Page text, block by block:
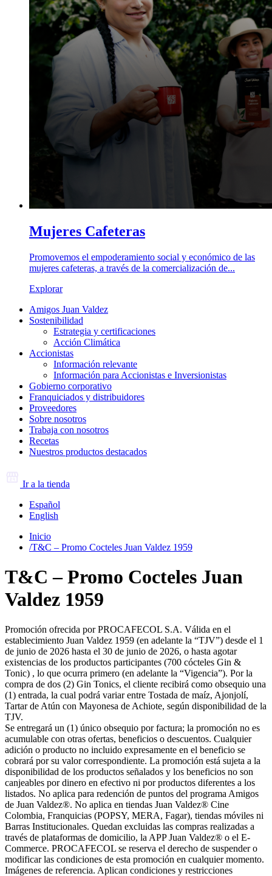
Mujeres Cafeteras
Promovemos el empoderamiento social y económico de las
mujeres cafeteras, a través de la comercialización de...
Explorar
Amigos Juan Valdez
Sostenibilidad
Estrategia y certificaciones
Acción Climática
Accionistas
Información relevante
Información para Accionistas e Inversionistas
Gobierno corporativo
Franquiciados y distribuidores
Proveedores
Sobre nosotros
Trabaja con nosotros
Recetas
Nuestros productos destacados
Ir a la tienda
Español
English
Inicio
/T&C – Promo Cocteles Juan Valdez 1959
T&C – Promo Cocteles Juan
Valdez 1959
Promoción ofrecida por PROCAFECOL S.A. Válida en el
establecimiento Juan Valdez 1959 (en adelante la “TJV”) desde el 1
de junio de 2026 hasta el 30 de junio de 2026, o hasta agotar
existencias de los productos participantes (700 cócteles Gin &
Tonic) , lo que ocurra primero (en adelante la “Vigencia”). Por la
compra de dos (2) Gin Tonics, el cliente recibirá como obsequio una
(1) entrada, la cual podrá variar entre Tostada de maíz, Ajonjolí,
Tartar de Atún con Mayonesa de Achiote, según disponibilidad de la
TJV.
Se entregará un (1) único obsequio por factura; la promoción no es
acumulable con otras ofertas, beneficios o descuentos. Cualquier
adición o producto no incluido expresamente en el beneficio se
cobrará por su valor correspondiente. La promoción está sujeta a la
disponibilidad de los productos señalados y los beneficios no son
canjeables por dinero en efectivo ni por productos diferentes a los
listados. No aplica para redención de puntos del programa Amigos
de Juan Valdez®. No aplica en tiendas Juan Valdez® Cine
Colombia, Franquicias (POPSY, MERA, Fagar), tiendas móviles ni
Barras Institucionales. Quedan excluidas las compras realizadas a
través de plataformas de domicilio, la APP Juan Valdez® o el E-
Commerce. PROCAFECOL se reserva el derecho de suspender o
modificar las condiciones de esta promoción en cualquier momento.
Imágenes de referencia. Aplican condiciones y restricciones